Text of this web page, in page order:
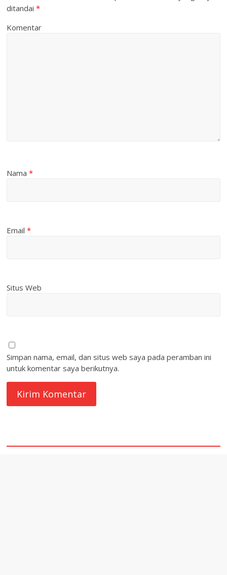
ditandai*
Komentar
Nama*
Email*
Situs Web
Simpan nama, email, dan situs web saya pada peramban ini
untuk komentar saya berikutnya.